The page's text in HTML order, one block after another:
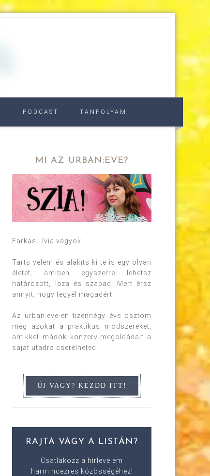
PODCAST TANFOLYAM
MI AZ URBAN:EVE?
Farkas Lívia vagyok.
Tarts velem és alakíts ki te is egy olyan
életet, amiben egyszerre lehetsz
határozott, laza és szabad. Mert érsz
annyit, hogy tegyél magadért.
Az urban:eve-en tizennégy éve osztom
meg azokat a praktikus módszereket,
amikkel mások konzerv-megoldásait a
saját utadra cserélheted.
RAJTA VAGY A LISTÁN?
Csatlakozz a hírlevelem
harmincezres közösségéhez!